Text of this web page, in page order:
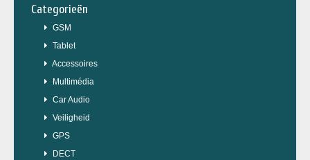
Categorieën
GSM
Tablet
Accessoires
Multimédia
Car Audio
Veiligheid
GPS
DECT